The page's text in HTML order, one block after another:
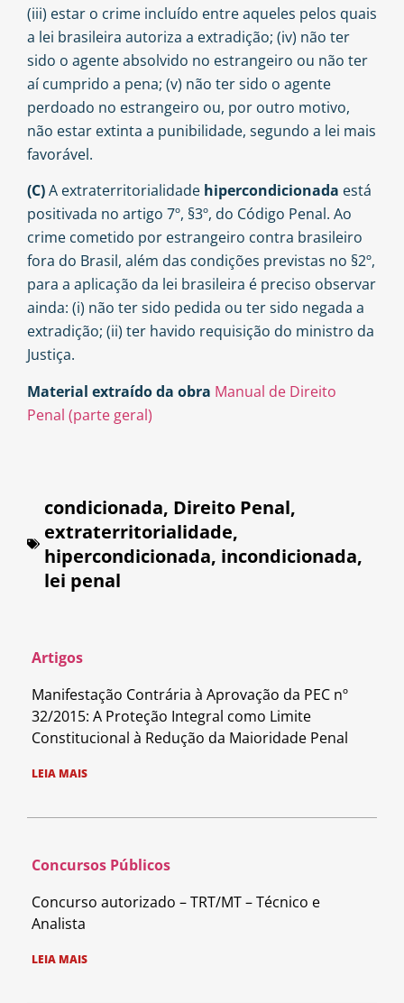
(iii) estar o crime incluído entre aqueles pelos quais
a lei brasileira autoriza a extradição; (iv) não ter
sido o agente absolvido no estrangeiro ou não ter
aí cumprido a pena; (v) não ter sido o agente
perdoado no estrangeiro ou, por outro motivo,
não estar extinta a punibilidade, segundo a lei mais
favorável.
(C)A extraterritorialidade hipercondicionada está
positivada no artigo 7º, §3º, do Código Penal. Ao
crime cometido por estrangeiro contra brasileiro
fora do Brasil, além das condições previstas no §2º,
para a aplicação da lei brasileira é preciso observar
ainda: (i) não ter sido pedida ou ter sido negada a
extradição; (ii) ter havido requisição do ministro da
Justiça.
Material extraído da obra Manual de Direito
Penal (parte geral)
condicionada, Direito Penal,
extraterritorialidade,
hipercondicionada, incondicionada,
lei penal
Artigos
Manifestação Contrária à Aprovação da PEC nº
32/2015: A Proteção Integral como Limite
Constitucional à Redução da Maioridade Penal
LEIA MAIS
Concursos Públicos
Concurso autorizado – TRT/MT – Técnico e
Analista
LEIA MAIS